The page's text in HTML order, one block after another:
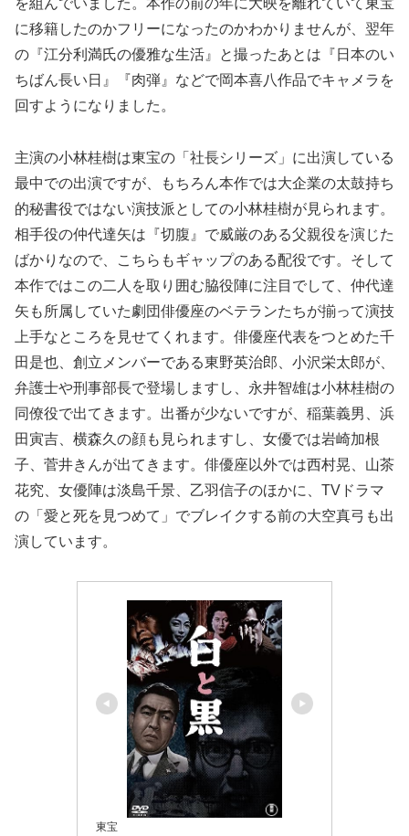
を組んでいました。本作の前の年に大映を離れていて東宝
に移籍したのかフリーになったのかわかりませんが、翌年
の『江分利満氏の優雅な生活』と撮ったあとは『日本のい
ちばん長い日』『肉弾』などで岡本喜八作品でキャメラを
回すようになりました。
主演の小林桂樹は東宝の「社長シリーズ」に出演している
最中での出演ですが、もちろん本作では大企業の太鼓持ち
的秘書役ではない演技派としての小林桂樹が見られます。
相手役の仲代達矢は『切腹』で威厳のある父親役を演じた
ばかりなので、こちらもギャップのある配役です。そして
本作ではこの二人を取り囲む脇役陣に注目でして、仲代達
矢も所属していた劇団俳優座のベテランたちが揃って演技
上手なところを見せてくれます。俳優座代表をつとめた千
田是也、創立メンバーである東野英治郎、小沢栄太郎が、
弁護士や刑事部長で登場しますし、永井智雄は小林桂樹の
同僚役で出てきます。出番が少ないですが、稲葉義男、浜
田寅吉、横森久の顔も見られますし、女優では岩崎加根
子、菅井きんが出てきます。俳優座以外では西村晃、山茶
花究、女優陣は淡島千景、乙羽信子のほかに、TVドラマ
の「愛と死を見つめて」でブレイクする前の大空真弓も出
演しています。
東宝